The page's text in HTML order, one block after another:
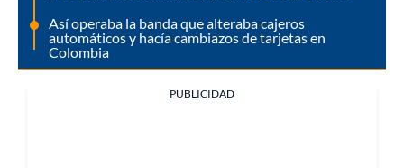
Así operaba la banda que alteraba cajeros
automáticos y hacía cambiazos de tarjetas en
Colombia
PUBLICIDAD